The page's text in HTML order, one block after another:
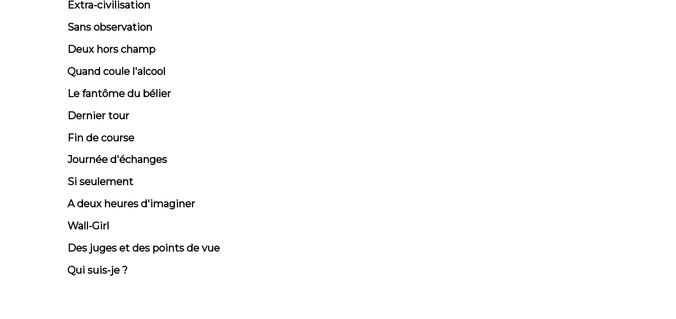
Extra-civilisation
Sans observation
Deux hors champ
Quand coule l'alcool
Le fantôme du bélier
Dernier tour
Fin de course
Journée d'échanges
Si seulement
A deux heures d'imaginer
Wall-Girl
Des juges et des points de vue
Qui suis-je ?